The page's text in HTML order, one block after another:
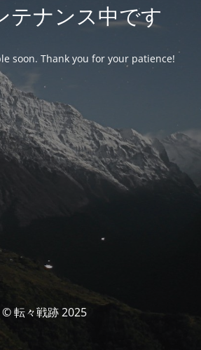
テナンス中です
soon. Thank you for your patience!
© 転々戦跡 2025